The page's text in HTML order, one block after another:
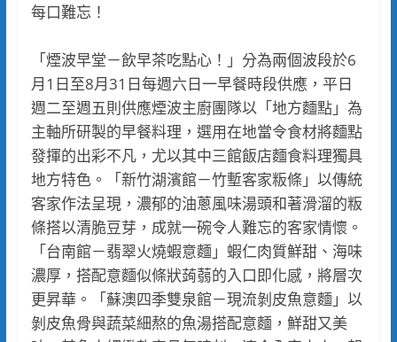
每口難忘！
「煙波早堂－飲早茶吃點心！」分為兩個波段於6
月1日至8月31日每週六日一早餐時段供應，平日
週二至週五則供應煙波主廚團隊以「地方麵點」為
主軸所研製的早餐料理，選用在地當令食材將麵點
發揮的出彩不凡，尤以其中三館飯店麵食料理獨具
地方特色。「新竹湖濱館－竹塹客家粄條」以傳統
客家作法呈現，濃郁的油蔥風味湯頭和著滑溜的粄
條搭以清脆豆芽，成就一碗令人難忘的客家情懷。
「台南館－翡翠火燒蝦意麵」蝦仁肉質鮮甜、海味
濃厚，搭配意麵似條狀蒟蒻的入口即化感，將層次
更昇華。「蘇澳四季雙泉館－現流剝皮魚意麵」以
剝皮魚骨與蔬菜細熬的魚湯搭配意麵，鮮甜又美